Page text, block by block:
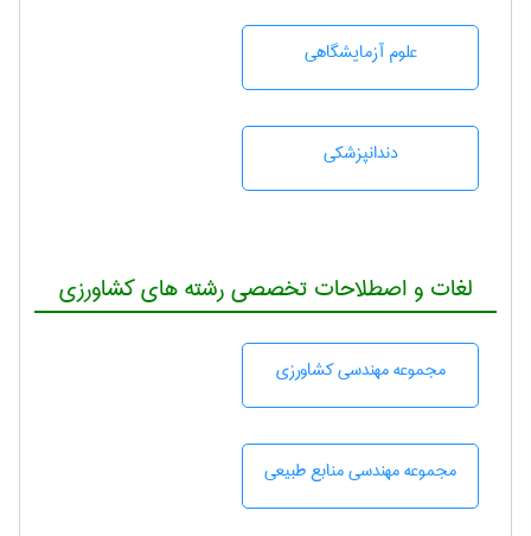
علوم آزمايشگاهی
دندانپزشكی
لغات و اصطلاحات تخصصی رشته های کشاورزی
مجموعه مهندسی كشاورزی
مجموعه مهندسی منابع طبيعی